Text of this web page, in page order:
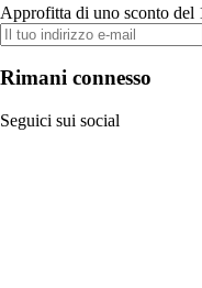
Approfitta di uno sconto del
Rimani connesso
Seguici sui social